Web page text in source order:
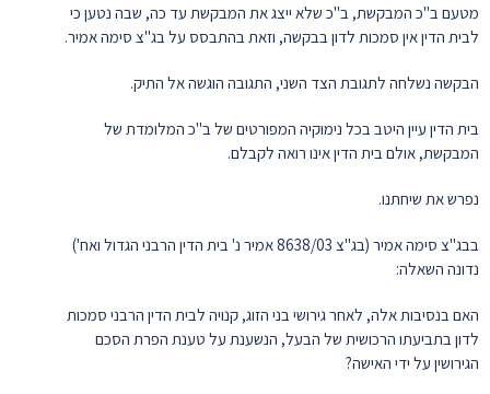
מטעם ב"כ המבקשת, ב"כ שלא ייצג את המבקשת עד כה, שבה נטען כי
לבית הדין אין סמכות לדון בבקשה, וזאת בהתבסס על בג"צ סימה אמיר.
הבקשה נשלחה לתגובת הצד השני, התגובה הוגשה אל התיק.
בית הדין עיין היטב בכל נימוקיה המפורטים של ב"כ המלומדת של
המבקשת, אולם בית הדין אינו רואה לקבלם.
נפרש את שיחתנו.
בבג"צ סימה אמיר (בג"צ 8638/03 אמיר נ' בית הדין הרבני הגדול ואח')
נדונה השאלה:
האם בנסיבות אלה, לאחר גירושי בני הזוג, קנויה לבית הדין הרבני סמכות
לדון בתביעתו הרכושית של הבעל, הנשענת על טענת הפרת הסכם
הגירושין על ידי האישה?